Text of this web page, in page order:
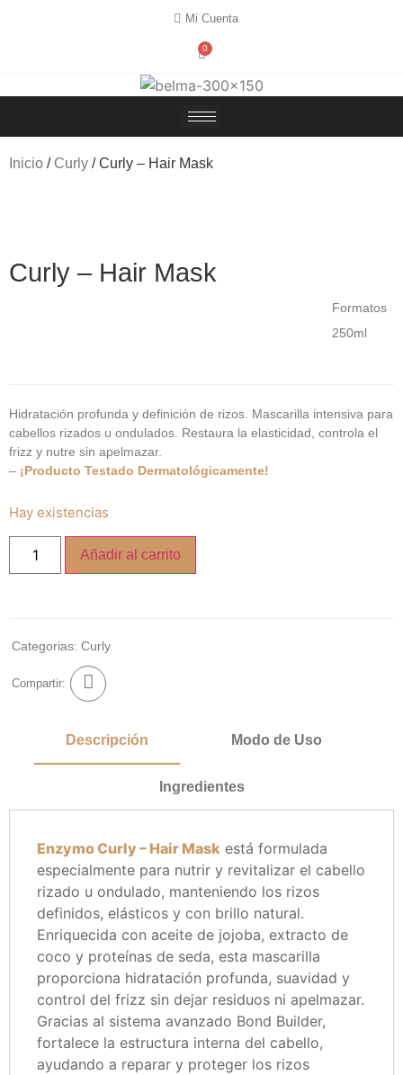
Mi Cuenta
0
Inicio / Curly / Curly – Hair Mask
Curly – Hair Mask
Formatos
250ml
Hidratación profunda y definición de rizos. Mascarilla intensiva para
cabellos rizados u ondulados. Restaura la elasticidad, controla el
frizz y nutre sin apelmazar.
– ¡Producto Testado Dermatológicamente!
Hay existencias
Añadir al carrito
Categorias: Curly
Compartir:
Descripción Modo de Uso
Ingredientes
Enzymo Curly – Hair Mask está formulada
especialmente para nutrir y revitalizar el cabello
rizado u ondulado, manteniendo los rizos
definidos, elásticos y con brillo natural.
Enriquecida con aceite de jojoba, extracto de
coco y proteínas de seda, esta mascarilla
proporciona hidratación profunda, suavidad y
control del frizz sin dejar residuos ni apelmazar.
Gracias al sistema avanzado Bond Builder,
fortalece la estructura interna del cabello,
ayudando a reparar y proteger los rizos